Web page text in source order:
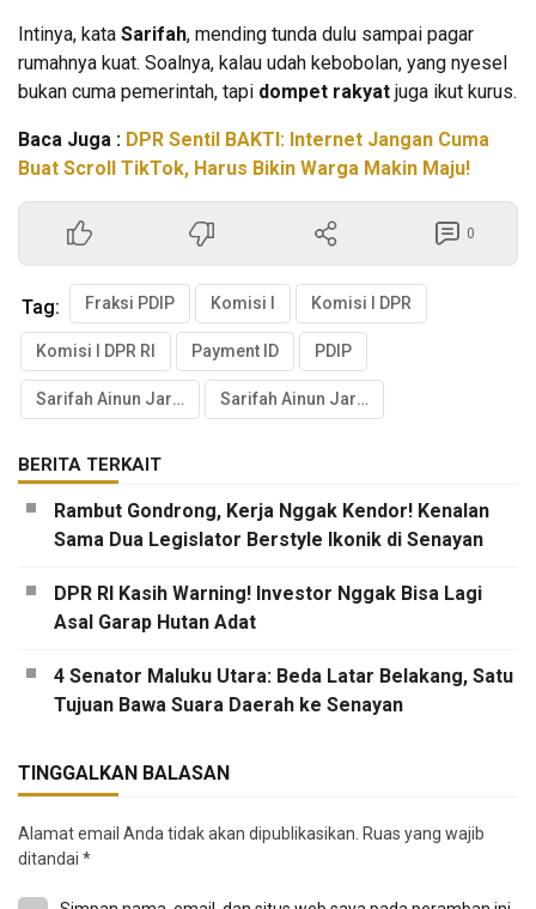
Intinya, kata Sarifah, mending tunda dulu sampai pagar
rumahnya kuat. Soalnya, kalau udah kebobolan, yang nyesel
bukan cuma pemerintah, tapi dompet rakyat juga ikut kurus.
Baca Juga : DPR Sentil BAKTI: Internet Jangan Cuma
Buat Scroll TikTok, Harus Bikin Warga Makin Maju!
0
Tag: Fraksi PDIP Komisi I Komisi I DPR
Komisi I DPR RI Payment ID PDIP
Sarifah Ainun Jariyah Sarifah Ainun Jariyah DPR
BERITA TERKAIT
Rambut Gondrong, Kerja Nggak Kendor! Kenalan
Sama Dua Legislator Berstyle Ikonik di Senayan
DPR RI Kasih Warning! Investor Nggak Bisa Lagi
Asal Garap Hutan Adat
4 Senator Maluku Utara: Beda Latar Belakang, Satu
Tujuan Bawa Suara Daerah ke Senayan
TINGGALKAN BALASAN
Alamat email Anda tidak akan dipublikasikan. Ruas yang wajib
ditandai *